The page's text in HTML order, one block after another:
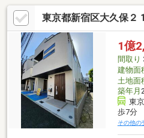
「新大久保」駅徒歩8分・3路線3駅
㎡のゆとりある3LDK・LDK約14.1
分あり・空室につき即ご見学可能
東京都新宿区大久保２
1億
間取り
建物面
土地面
築年月
東
歩7分
その他の